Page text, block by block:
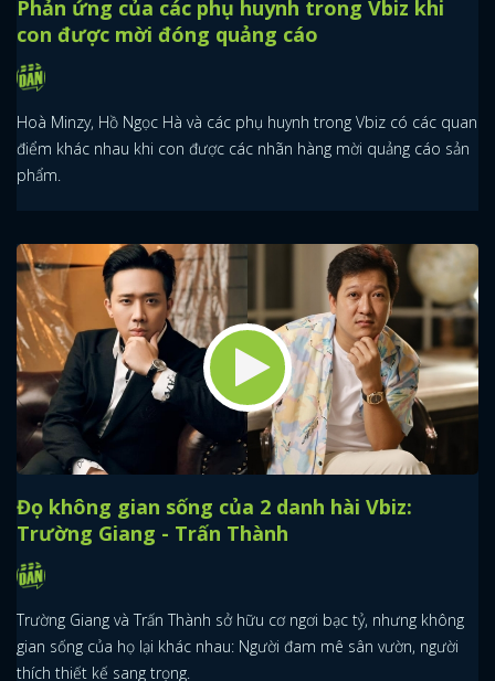
Phản ứng của các phụ huynh trong Vbiz khi
con được mời đóng quảng cáo
Hoà Minzy, Hồ Ngọc Hà và các phụ huynh trong Vbiz có các quan
điểm khác nhau khi con được các nhãn hàng mời quảng cáo sản
phẩm.
Đọ không gian sống của 2 danh hài Vbiz:
Trường Giang - Trấn Thành
Trường Giang và Trấn Thành sở hữu cơ ngơi bạc tỷ, nhưng không
gian sống của họ lại khác nhau: Người đam mê sân vườn, người
thích thiết kế sang trọng.